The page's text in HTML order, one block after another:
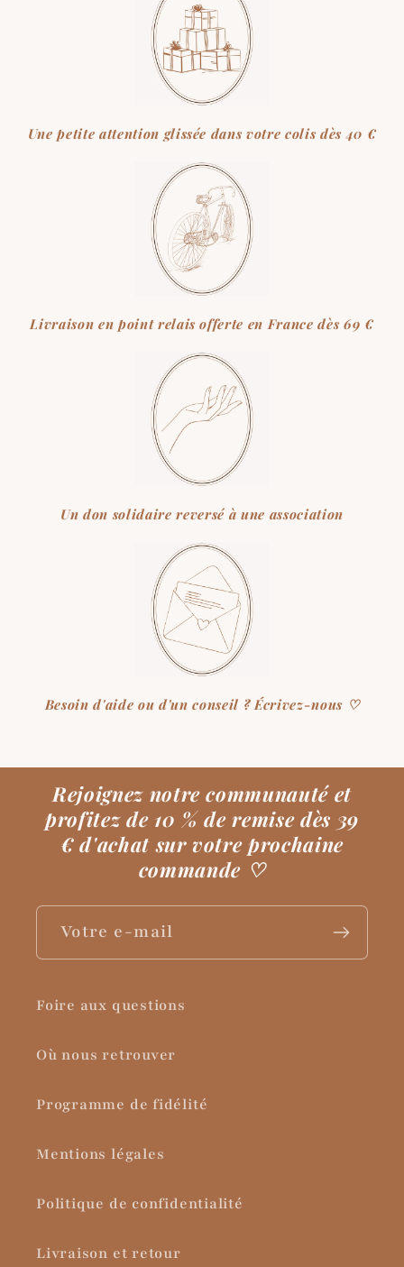
Une petite attention glissée dans votre colis dès 40 €
Livraison en point relais offerte en France dès 69 €
Un don solidaire reversé à une association
Besoin d'aide ou d'un conseil ? Écrivez-nous ♡
Rejoignez notre communauté et
profitez de 10 % de remise dès 39
€ d'achat sur votre prochaine
commande ♡
Votre e-mail
Foire aux questions
Où nous retrouver
Programme de fidélité
Mentions légales
Politique de confidentialité
Livraison et retour